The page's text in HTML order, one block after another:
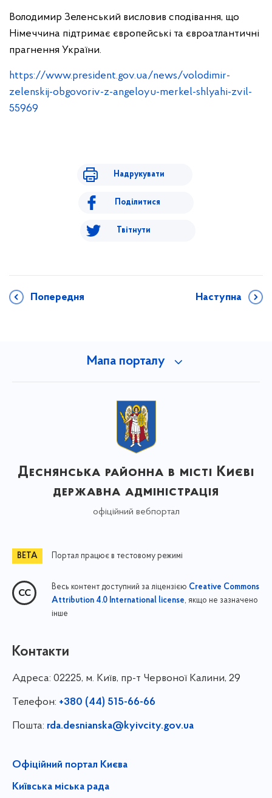
Володимир Зеленський висловив сподівання, що
Німеччина підтримає європейські та євроатлантичні
прагнення України.
https://www.president.gov.ua/news/volodimir-
zelenskij-obgovoriv-z-angeloyu-merkel-shlyahi-zvil-
55969
Надрукувати
Поділитися
Твітнути
Попередня Наступна
Мапа порталу
Деснянська районна в місті Києві
державна адміністрація
офіційний вебпортал
Портал працює в тестовому режимі
Весь контент доступний за ліцензією Creative Commons
Attribution 4.0 International license, якщо не зазначено
інше
Контакти
Адреса: 02225, м. Київ, пр-т Червоної Калини, 29
Телефон: +380 (44) 515-66-66
Пошта: rda.desnianska@kyivcity.gov.ua
Офіційний портал Києва
Київська міська рада